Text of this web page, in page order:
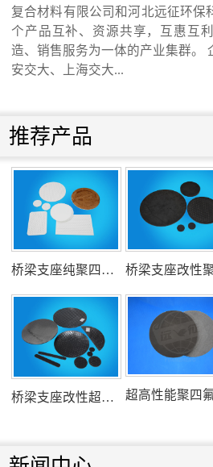
河北省科学院与远征环
式...
氟塑料行业兴氟沙龙...
组织客户体验深州蜜桃
复合材料有限公司和河北远征环保
个产品互补、资源共享，互惠互
造、销售服务为一体的产业集群。
安交大、上海交大...
推荐产品
桥梁支座纯聚四氟乙烯滑板
桥梁支座改性超高分子量聚乙烯滑板